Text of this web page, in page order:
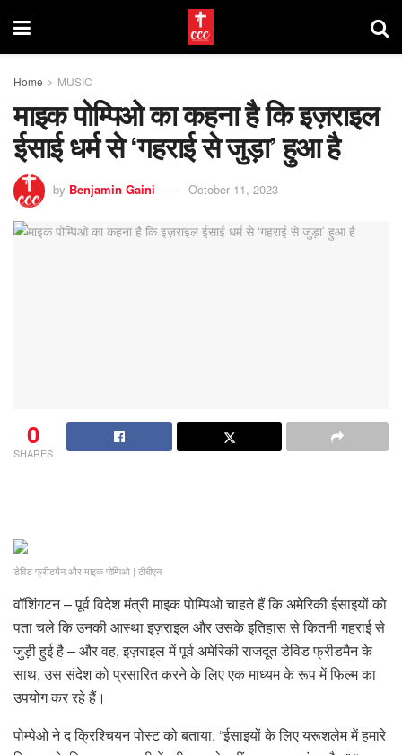
Home MUSIC
माइक पोम्पिओ का कहना है कि इज़राइल
ईसाई धर्म से ‘गहराई से जुड़ा’ हुआ है
by Benjamin Gaini October 11, 2023
0
SHARES
डेविड फ्रीडमैन और माइक पोम्पिओ | टीबीएन
वॉशिंगटन – पूर्व विदेश मंत्री माइक पोम्पिओ चाहते हैं कि अमेरिकी ईसाइयों को
पता चले कि उनकी आस्था इज़राइल और उसके इतिहास से कितनी गहराई से
जुड़ी हुई है – और वह, इज़राइल में पूर्व अमेरिकी राजदूत डेविड फ्रीडमैन के
साथ, उस संदेश को प्रसारित करने के लिए एक माध्यम के रूप में फिल्म का
उपयोग कर रहे हैं।
पोम्पेओ ने द क्रिश्चियन पोस्ट को बताया, “ईसाइयों के लिए यरूशलेम में हमारे